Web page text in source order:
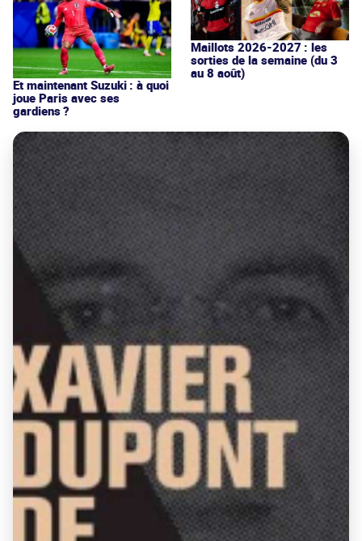
Et maintenant Suzuki : à quoi
joue Paris avec ses
gardiens ?
Maillots 2026-2027 : les
sorties de la semaine (du 3
au 8 août)